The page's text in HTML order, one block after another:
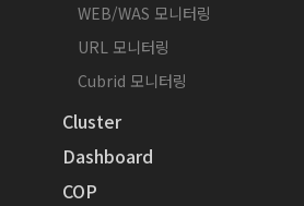
WEB/WAS 모니터링
URL 모니터링
Cubrid 모니터링
Cluster
Dashboard
COP